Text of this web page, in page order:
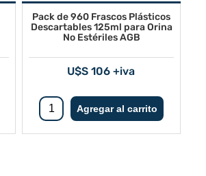
Pack de 960 Frascos Plásticos
Descartables 125ml para Orina
No Estériles AGB
U$S 106 +iva